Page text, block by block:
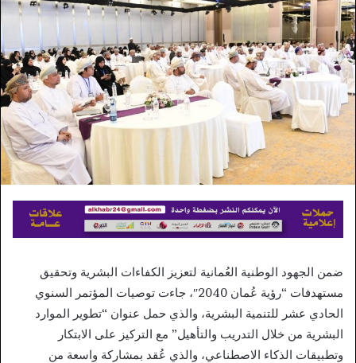
ضمن الجهود الوطنية العُمانية لتعزيز الكفاءات البشرية وتحقيق
مستهدفات “رؤية عُمان 2040″، جاءت توصيات المؤتمر السنوي
الحادي عشر للتنمية البشرية، والذي حمل عنوان “تطوير الموارد
البشرية من خلال التدريب والتأهيل” مع التركيز على الابتكار
وتطبيقات الذكاء الاصطناعي، والذي عُقد بمشاركة واسعة من